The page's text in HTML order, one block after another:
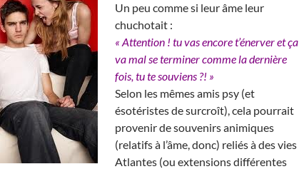
Un peu comme si leur âme leur
chuchotait :
« Attention ! tu vas encore t’énerver et ça
va mal se terminer comme la dernière
fois, tu te souviens ?! »
Selon les mêmes amis psy (et
ésotéristes de surcroît), cela pourrait
provenir de souvenirs animiques
(relatifs à l’âme, donc) reliés à des vies
Atlantes (ou extensions différentes